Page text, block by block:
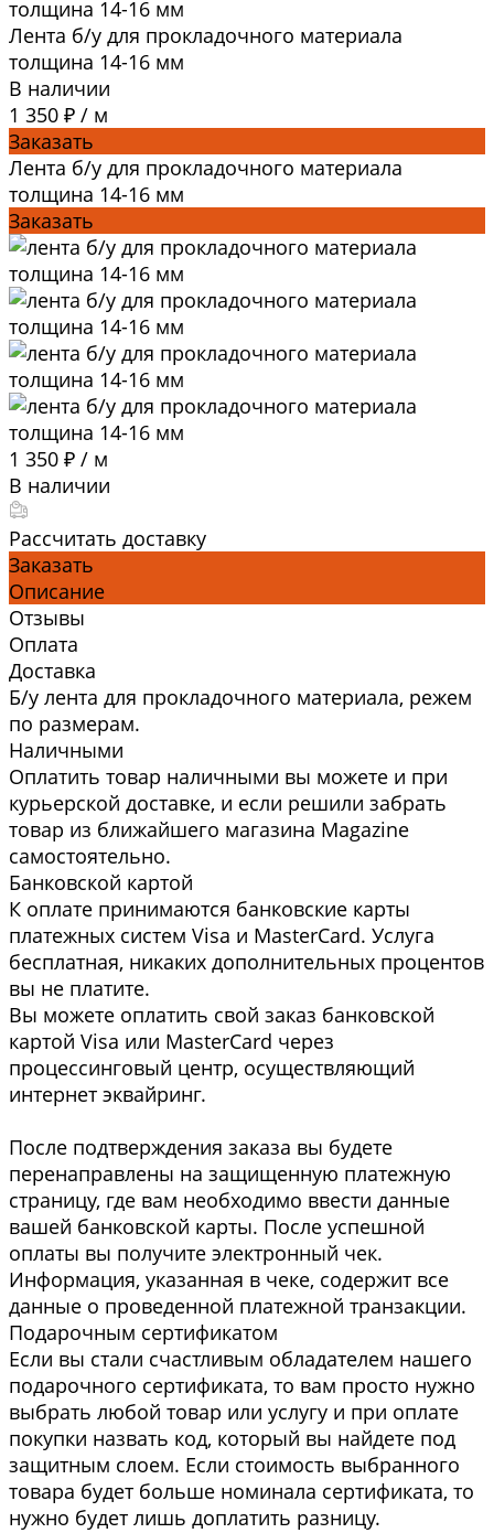
Лента б/у для прокладочного материала
толщина 14-16 мм
В наличии
1 350 ₽ / м
Заказать
Лента б/у для прокладочного материала
толщина 14-16 мм
Заказать
1 350 ₽ / м
В наличии
Рассчитать доставку
Заказать
Описание
Отзывы
Оплата
Доставка
Б/у лента для прокладочного материала, режем
по размерам.
Наличными
Оплатить товар наличными вы можете и при
курьерской доставке, и если решили забрать
товар из ближайшего магазина Magazine
самоcтоятельно.
Банковской картой
К оплате принимаются банковские карты
платежных систем Visa и MasterCard. Услуга
бесплатная, никаких дополнительных процентов
вы не платите.
Вы можете оплатить свой заказ банковской
картой Visa или MasterCard через
процессинговый центр, осуществляющий
интернет эквайринг.
После подтверждения заказа вы будете
перенаправлены на защищенную платежную
страницу, где вам необходимо ввести данные
вашей банковской карты. После успешной
оплаты вы получите электронный чек.
Информация, указанная в чеке, содержит все
данные о проведенной платежной транзакции.
Подарочным сертификатом
Если вы стали счастливым обладателем нашего
подарочного сертификата, то вам просто нужно
выбрать любой товар или услугу и при оплате
покупки назвать код, который вы найдете под
защитным слоем. Если стоимость выбранного
товара будет больше номинала сертификата, то
нужно будет лишь доплатить разницу.